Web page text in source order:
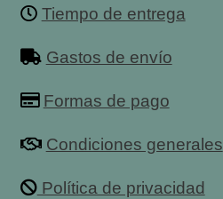
Tiempo de entrega
Gastos de envío
Formas de pago
Condiciones generales
Política de privacidad